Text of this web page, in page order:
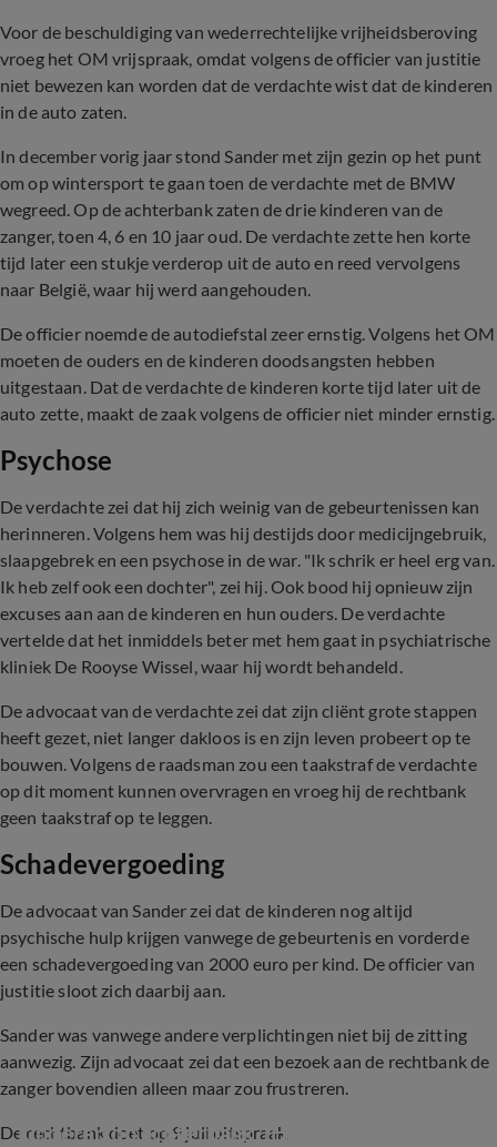
Voor de beschuldiging van wederrechtelijke vrijheidsberoving
vroeg het OM vrijspraak, omdat volgens de officier van justitie
niet bewezen kan worden dat de verdachte wist dat de kinderen
in de auto zaten.
In december vorig jaar stond Sander met zijn gezin op het punt
om op wintersport te gaan toen de verdachte met de BMW
wegreed. Op de achterbank zaten de drie kinderen van de
zanger, toen 4, 6 en 10 jaar oud. De verdachte zette hen korte
tijd later een stukje verderop uit de auto en reed vervolgens
naar België, waar hij werd aangehouden.
De officier noemde de autodiefstal zeer ernstig. Volgens het OM
moeten de ouders en de kinderen doodsangsten hebben
uitgestaan. Dat de verdachte de kinderen korte tijd later uit de
auto zette, maakt de zaak volgens de officier niet minder ernstig.
Psychose
De verdachte zei dat hij zich weinig van de gebeurtenissen kan
herinneren. Volgens hem was hij destijds door medicijngebruik,
slaapgebrek en een psychose in de war. "Ik schrik er heel erg van.
Ik heb zelf ook een dochter", zei hij. Ook bood hij opnieuw zijn
excuses aan aan de kinderen en hun ouders. De verdachte
vertelde dat het inmiddels beter met hem gaat in psychiatrische
kliniek De Rooyse Wissel, waar hij wordt behandeld.
De advocaat van de verdachte zei dat zijn cliënt grote stappen
heeft gezet, niet langer dakloos is en zijn leven probeert op te
bouwen. Volgens de raadsman zou een taakstraf de verdachte
op dit moment kunnen overvragen en vroeg hij de rechtbank
geen taakstraf op te leggen.
Schadevergoeding
De advocaat van Sander zei dat de kinderen nog altijd
psychische hulp krijgen vanwege de gebeurtenis en vorderde
een schadevergoeding van 2000 euro per kind. De officier van
justitie sloot zich daarbij aan.
Sander was vanwege andere verplichtingen niet bij de zitting
aanwezig. Zijn advocaat zei dat een bezoek aan de rechtbank de
zanger bovendien alleen maar zou frustreren.
De rechtbank doet op 9 juli uitspraak.
Bizar: veelpleger steelt auto mét jonge
kinderen op achterbank  (Hart van Nederland)